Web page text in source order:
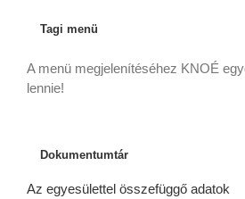
Tagi menü
A menü megjelenítéséhez KNOÉ
lennie!
Dokumentumtár
Az egyesülettel összefüggő adatok